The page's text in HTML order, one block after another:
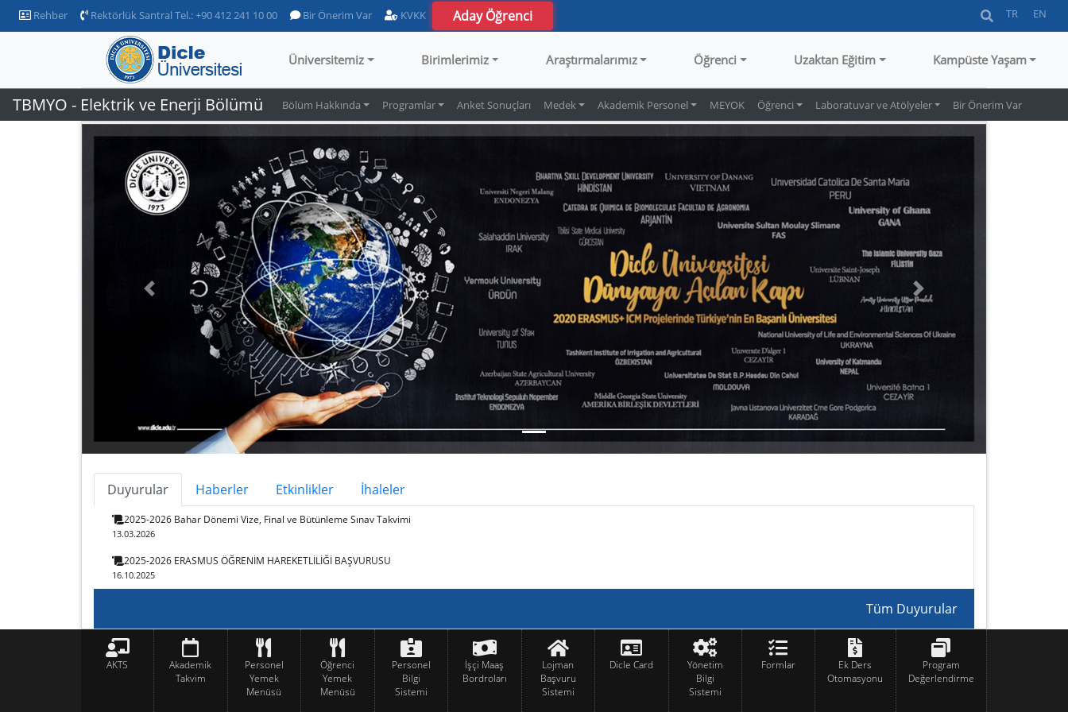
Rehber Rektörlük Santral Tel.: +90 412 241 10 00 Bir Önerim Var KVKK Aday Öğrenci TR EN
Üniversitemiz Birimlerimiz Araştırmalarımız Öğrenci Uzaktan Eğitim Kampüste Yaşam
TBMYO - Elektrik ve Enerji Bölümü Bölüm Hakkında Programlar Anket Sonuçları Medek Akademik Personel MEYOK Öğrenci Laboratuvar ve Atölyeler Bir Önerim Var
Duyurular Haberler Etkinlikler İhaleler
2025-2026 Bahar Dönemi Vize, Final ve Bütünleme Sınav Takvimi
13.03.2026
2025-2026 ERASMUS ÖĞRENİM HAREKETLİLİĞİ BAŞVURUSU
16.10.2025
Tüm Duyurular
AKTS
Akademik
Takvim
Personel
Yemek
Menüsü
Öğrenci
Yemek
Menüsü
Personel
Bilgi
Sistemi
İşçi Maaş
Bordroları
Lojman
Başvuru
Sistemi
Dicle Card
Yönetim
Bilgi
Sistemi
Formlar
Ek Ders
Otomasyonu
Program
Değerlendirme